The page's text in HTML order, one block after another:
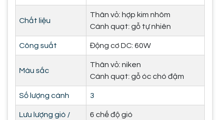
Chất liệu
Thân vỏ: hợp kim nhôm
Cánh quạt: gỗ tự nhiên
Công suất Động cơ DC: 60W
Màu sắc
Thân vỏ: niken
Cánh quạt: gỗ óc chó đậm
Số lượng cánh 3
Lưu lượng gió /
6 chế độ gió